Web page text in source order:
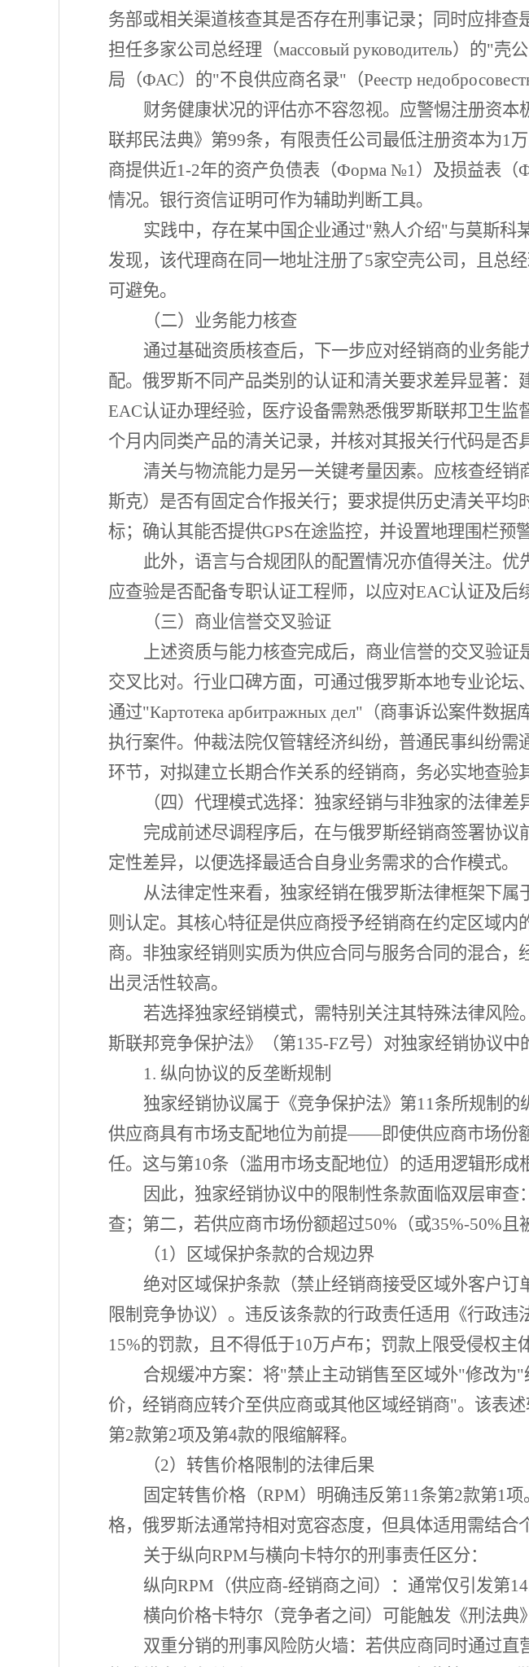
务部或相关渠道核查其是否存在刑事记录；同时应排查
担任多家公司总经理（массовый руководитель）的"
局（ФАС）的"不良供应商名录"（Реестр
财务健康状况的评估亦不容忽视。应警惕注册资本
联邦民法典》第99条，有限责任公司最低注册资本为1
商提供近1-2年的资产负债表（Форма №1）及损益表
情况。银行资信证明可作为辅助判断工具。
实践中，存在某中国企业通过"熟人介绍"与莫斯科
发现，该代理商在同一地址注册了5家空壳公司，且总
可避免。
（二）业务能力核查
通过基础资质核查后，下一步应对经销商的业务
配。俄罗斯不同产品类别的认证和清关要求差异显著：
EAC认证办理经验，医疗设备需熟悉俄罗斯联邦卫生监
个月内同类产品的清关记录，并核对其报关行代码是否
清关与物流能力是另一关键考量因素。应核查经
斯克）是否有固定合作报关行；要求提供历史清关平均
标；确认其能否提供GPS在途监控，并设置地理围栏预
此外，语言与合规团队的配置情况亦值得关注。优
应查验是否配备专职认证工程师，以应对EAC认证及后
（三）商业信誉交叉验证
上述资质与能力核查完成后，商业信誉的交叉验
交叉比对。行业口碑方面，可通过俄罗斯本地专业论
通过"Картотека арбитражных дел"（商事诉讼案件数
执行案件。仲裁法院仅管辖经济纠纷，普通民事纠纷
环节，对拟建立长期合作关系的经销商，务必实地查验
（四）代理模式选择：独家经销与非独家的法律差
完成前述尽调程序后，在与俄罗斯经销商签署协
定性差异，以便选择最适合自身业务需求的合作模式。
从法律定性来看，独家经销在俄罗斯法律框架下
则认定。其核心特征是供应商授予经销商在约定区域
商。非独家经销则实质为供应合同与服务合同的混合
出灵活性较高。
若选择独家经销模式，需特别关注其特殊法律风
斯联邦竞争保护法》（第135-FZ号）对独家经销协议中
1. 纵向协议的反垄断规制
独家经销协议属于《竞争保护法》第11条所规制的
供应商具有市场支配地位为前提——即使供应商市场份
任。这与第10条（滥用市场支配地位）的适用逻辑形成
因此，独家经销协议中的限制性条款面临双层审
查；第二，若供应商市场份额超过50%（或35%-50%
（1）区域保护条款的合规边界
绝对区域保护条款（禁止经销商接受区域外客户订
限制竞争协议）。违反该条款的行政责任适用《行政
15%的罚款，且不得低于10万卢布；罚款上限受侵权主
合规缓冲方案：将"禁止主动销售至区域外"修改为
价，经销商应转介至供应商或其他区域经销商"。该表
第2款第2项及第4款的限缩解释。
（2）转售价格限制的法律后果
固定转售价格（RPM）明确违反第11条第2款第1
格，俄罗斯法通常持相对宽容态度，但具体适用需结合
关于纵向RPM与横向卡特尔的刑事责任区分：
纵向RPM（供应商-经销商之间）：通常仅引发第
横向价格卡特尔（竞争者之间）可能触发《刑法典
双重分销的刑事风险防火墙：若供应商同时通过